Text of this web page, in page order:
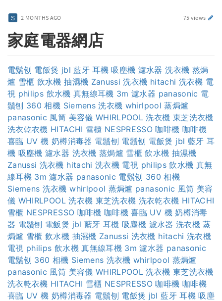
2 MONTHS AGO 75 views
家庭電器網店
電鬚刨 電飯煲 jbl 藍牙 耳機 吸塵機 濾水器 洗衣機 蒸焗
爐 雪櫃 飲水機 抽濕機 Zanussi 洗衣機 hitachi 洗衣機 電
視 philips 飲水機 真無線耳機 3m 濾水器 panasonic 電
鬚刨 360 相機 Siemens 洗衣機 whirlpool 蒸焗爐
panasonic 風筒 美容儀 WHIRLPOOL 洗衣機 東芝洗衣機
洗衣乾衣機 HITACHI 雪櫃 NESPRESSO 咖啡機 咖啡機
喜臨 UV 機 奶樽消毒器 電鬚刨 電鬚刨 電飯煲 jbl 藍牙 耳
機 吸塵機 濾水器 洗衣機 蒸焗爐 雪櫃 飲水機 抽濕機
Zanussi 洗衣機 hitachi 洗衣機 電視 philips 飲水機 真無
線耳機 3m 濾水器 panasonic 電鬚刨 360 相機
Siemens 洗衣機 whirlpool 蒸焗爐 panasonic 風筒 美容
儀 WHIRLPOOL 洗衣機 東芝洗衣機 洗衣乾衣機 HITACHI
雪櫃 NESPRESSO 咖啡機 咖啡機 喜臨 UV 機 奶樽消毒
器 電鬚刨 電飯煲 jbl 藍牙 耳機 吸塵機 濾水器 洗衣機 蒸
焗爐 雪櫃 飲水機 抽濕機 Zanussi 洗衣機 hitachi 洗衣機
電視 philips 飲水機 真無線耳機 3m 濾水器 panasonic
電鬚刨 360 相機 Siemens 洗衣機 whirlpool 蒸焗爐
panasonic 風筒 美容儀 WHIRLPOOL 洗衣機 東芝洗衣機
洗衣乾衣機 HITACHI 雪櫃 NESPRESSO 咖啡機 咖啡機
喜臨 UV 機 奶樽消毒器 電鬚刨 電飯煲 jbl 藍牙 耳機 吸塵